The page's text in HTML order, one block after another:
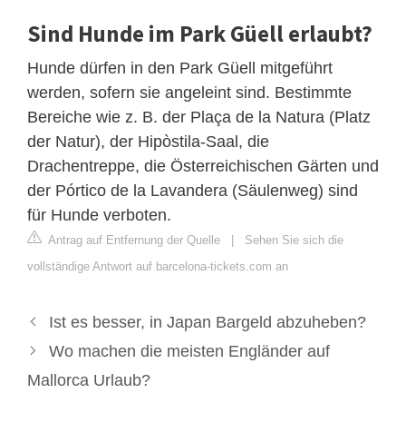
Sind Hunde im Park Güell erlaubt?
Hunde dürfen in den Park Güell mitgeführt
werden, sofern sie angeleint sind. Bestimmte
Bereiche wie z. B. der Plaça de la Natura (Platz
der Natur), der Hipòstila-Saal, die
Drachentreppe, die Österreichischen Gärten und
der Pórtico de la Lavandera (Säulenweg) sind
für Hunde verboten.
Antrag auf Entfernung der Quelle | Sehen Sie sich die
vollständige Antwort auf barcelona-tickets.com an
Ist es besser, in Japan Bargeld abzuheben?
Wo machen die meisten Engländer auf
Mallorca Urlaub?